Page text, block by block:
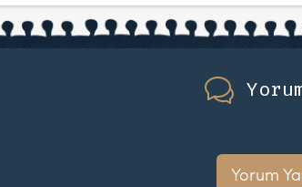
Yorum